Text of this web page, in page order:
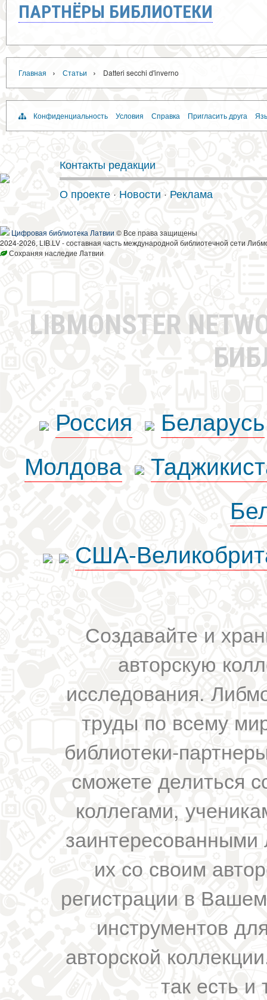
ПАРТНЁРЫ БИБЛИОТЕКИ
Главная › Статьи › Datteri secchi d'inverno
Конфиденциальность Условия Справка Пригласить друга
Контакты редакции
О проекте · Новости · Реклама
Цифровая библиотека Латвии © Все права защищены
2024-2026, LIB.LV - составная часть международной библиотечной сети
Сохраняя наследие Латвии
LIBMONSTER
Россия
Беларусь
Молдова
США-
Создавайте и
авторскую
исследования.
труды по всему
библиотеки-
сможете делиться
коллегами,
их со своим
регистрации в
инструментов
авторской
так есть и